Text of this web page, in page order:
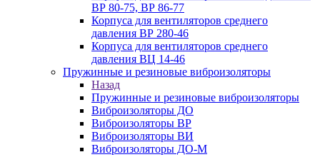
ВР 80-75, ВР 86-77
Корпуса для вентиляторов среднего
давления ВР 280-46
Корпуса для вентиляторов среднего
давления ВЦ 14-46
Пружинные и резиновые виброизоляторы
Назад
Пружинные и резиновые виброизоляторы
Виброизоляторы ДО
Виброизоляторы ВР
Виброизоляторы ВИ
Виброизоляторы ДО-М